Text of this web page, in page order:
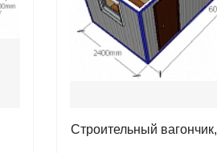
Строительный